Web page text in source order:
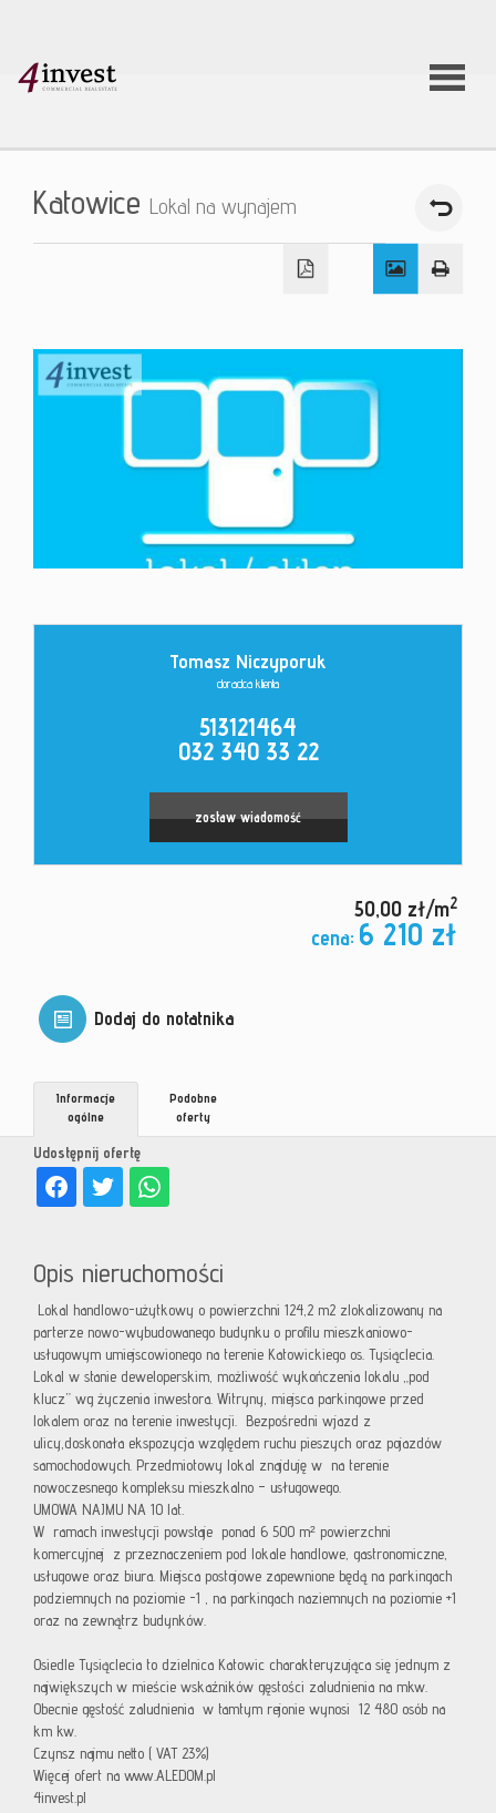
O firmie
Katowice Lokal na wynajem
Tomasz Niczyporuk
doradca klienta
513121464
032 340 33 22
zostaw wiadomość
50,00 zł/m2
cena: 6 210 zł
Dodaj do notatnika
Udostępnij ofertę
Informacje
ogólne
Podobne
oferty
Opis nieruchomości
Lokal handlowo-użytkowy o powierzchni 124,2 m2 zlokalizowany na
parterze nowo-wybudowanego budynku o profilu mieszkaniowo-
usługowym umiejscowionego na terenie Katowickiego os. Tysiąclecia.
Lokal w stanie deweloperskim, możliwość wykończenia lokalu „pod
klucz” wg życzenia inwestora. Witryny, miejsca parkingowe przed
lokalem oraz na terenie inwestycji. Bezpośredni wjazd z
ulicy,doskonała ekspozycja względem ruchu pieszych oraz pojazdów
samochodowych. Przedmiotowy lokal znajduję w na terenie
nowoczesnego kompleksu mieszkalno – usługowego.
UMOWA NAJMU NA 10 lat.
W ramach inwestycji powstaje ponad 6 500 m² powierzchni
komercyjnej z przeznaczeniem pod lokale handlowe, gastronomiczne,
usługowe oraz biura. Miejsca postojowe zapewnione będą na parkingach
podziemnych na poziomie -1 , na parkingach naziemnych na poziomie +1
oraz na zewnątrz budynków.
Osiedle Tysiąclecia to dzielnica Katowic charakteryzująca się jednym z
największych w mieście wskaźników gęstości zaludnienia na mkw.
Obecnie gęstość zaludnienia w tamtym rejonie wynosi 12 480 osób na
km kw.
Czynsz najmu netto ( VAT 23%)
Więcej ofert na www.ALEDOM.pl
4invest.pl